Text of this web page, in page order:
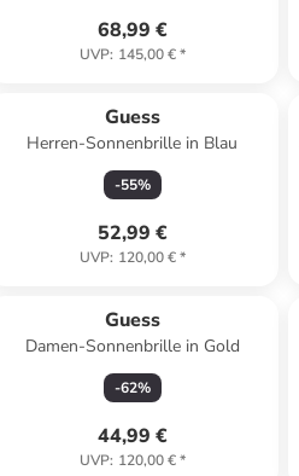
68,99 €
UVP: 145,00 €*
Guess
Herren-Sonnenbrille in Blau
-55%
52,99 €
UVP: 120,00 €*
Guess
Damen-Sonnenbrille in Gold
-62%
44,99 €
UVP: 120,00 €*